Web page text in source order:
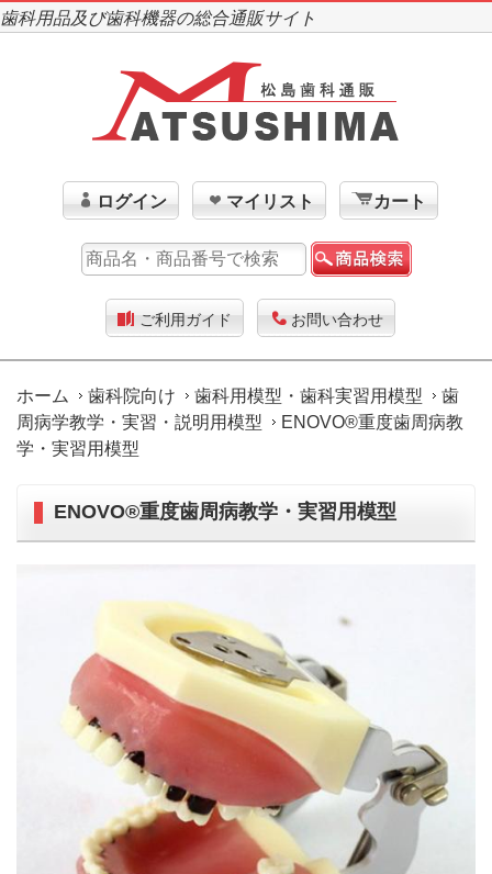
歯科用品及び歯科機器の総合通販サイト
ログイン マイリスト カート
ご利用ガイド お問い合わせ
ホーム 歯科院向け 歯科用模型・歯科実習用模型
歯
周病学教学・実習・説明用模型
ENOVO®重度歯周病教
学・実習用模型
ENOVO®重度歯周病教学・実習用模型